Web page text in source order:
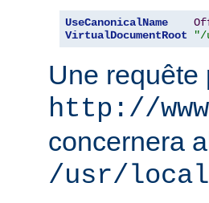
UseCanonicalName
VirtualDocumentRoot
"/
Une requête
http://
concernera
/usr/